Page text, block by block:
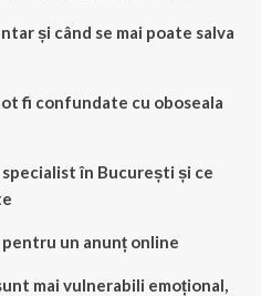
și când se mai poate salva
fi confundate cu oboseala
în București și ce
un anunț online
mai vulnerabili emoțional,